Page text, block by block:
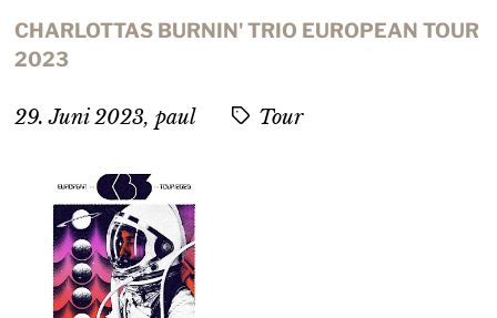
CHARLOTTAS BURNIN' TRIO EUROPEAN TOUR
2023
29. Juni 2023, paul Tour